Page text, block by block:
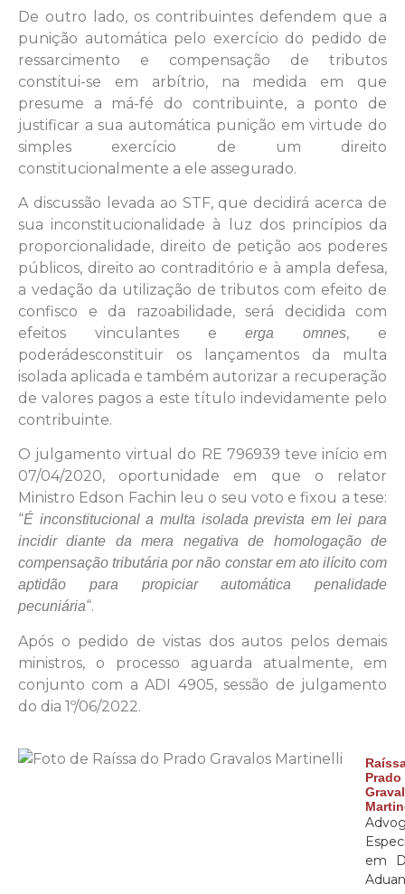
De outro lado, os contribuintes defendem que a
punição automática pelo exercício do pedido de
ressarcimento e compensação de tributos
constitui-se em arbítrio, na medida em que
presume a má-fé do contribuinte, a ponto de
justificar a sua automática punição em virtude do
simples exercício de um direito
constitucionalmente a ele assegurado.
A discussão levada ao STF, que decidirá acerca de
sua inconstitucionalidade à luz dos princípios da
proporcionalidade, direito de petição aos poderes
públicos, direito ao contraditório e à ampla defesa,
a vedação da utilização de tributos com efeito de
confisco e da razoabilidade, será decidida com
efeitos vinculantes eerga omnes, e
poderádesconstituir os lançamentos da multa
isolada aplicada e também autorizar a recuperação
de valores pagos a este título indevidamente pelo
contribuinte.
O julgamento virtual do RE 796939 teve início em
07/04/2020, oportunidade em que o relator
Ministro Edson Fachin leu o seu voto e fixou a tese:
“É inconstitucional a multa isolada prevista em lei para
incidir diante da mera negativa de homologação de
compensação tributária por não constar em ato ilícito com
aptidão para propiciar automática penalidade
pecuniária“.
Após o pedido de vistas dos autos pelos demais
ministros, o processo aguarda atualmente, em
conjunto com a ADI 4905, sessão de julgamento
do dia 1º/06/2022.
Prado
em